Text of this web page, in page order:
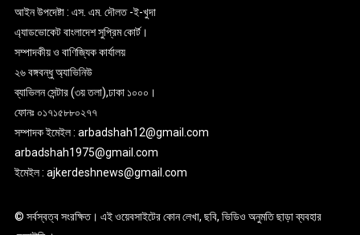
আইন উপদেষ্টা : এস. এম. দৌলত -ই-খুদা
এ্যাডভোকেট বাংলাদেশ সুপ্রিম কোর্ট।
সম্পাদকীয় ও বাণিজ্যিক কার্যালয়
২৬ বঙ্গবন্ধু অ্যাভিনিউ
ব্যাভিলন সেন্টার (৩য় তলা),ঢাকা ১০০০।
ফোনঃ ০১৭১৫৮৮০২৭৭
সম্পাদক ইমেইল : arbadshah12@gmail.com
arbadshah1975@gmail.com
ইমেইল : ajkerdeshnews@gmail.com
© সর্বস্বত্ব সংরক্ষিত। এই ওয়েবসাইটের কোন লেখা, ছবি, ভিডিও অনুমতি ছাড়া ব্যবহার